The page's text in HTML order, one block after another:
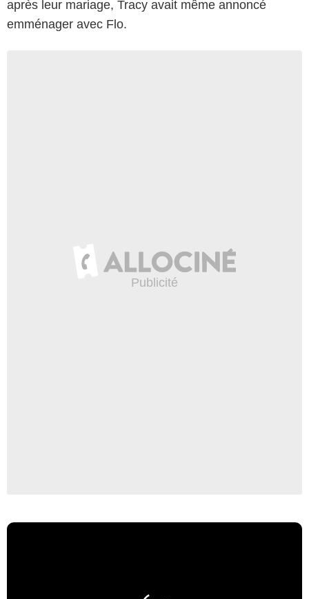
après leur mariage, Tracy avait même annoncé
emménager avec Flo.